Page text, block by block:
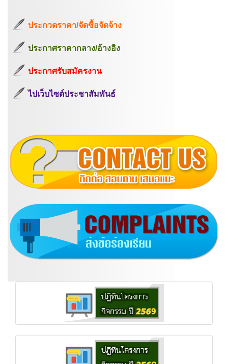
ประกวดราคา/จัดซื้อจัดจ้าง
ประกาศราคากลาง/อ้างอิง
ประกาศรับสมัครงาน
ไปเว็บไซต์ประชาสัมพันธ์